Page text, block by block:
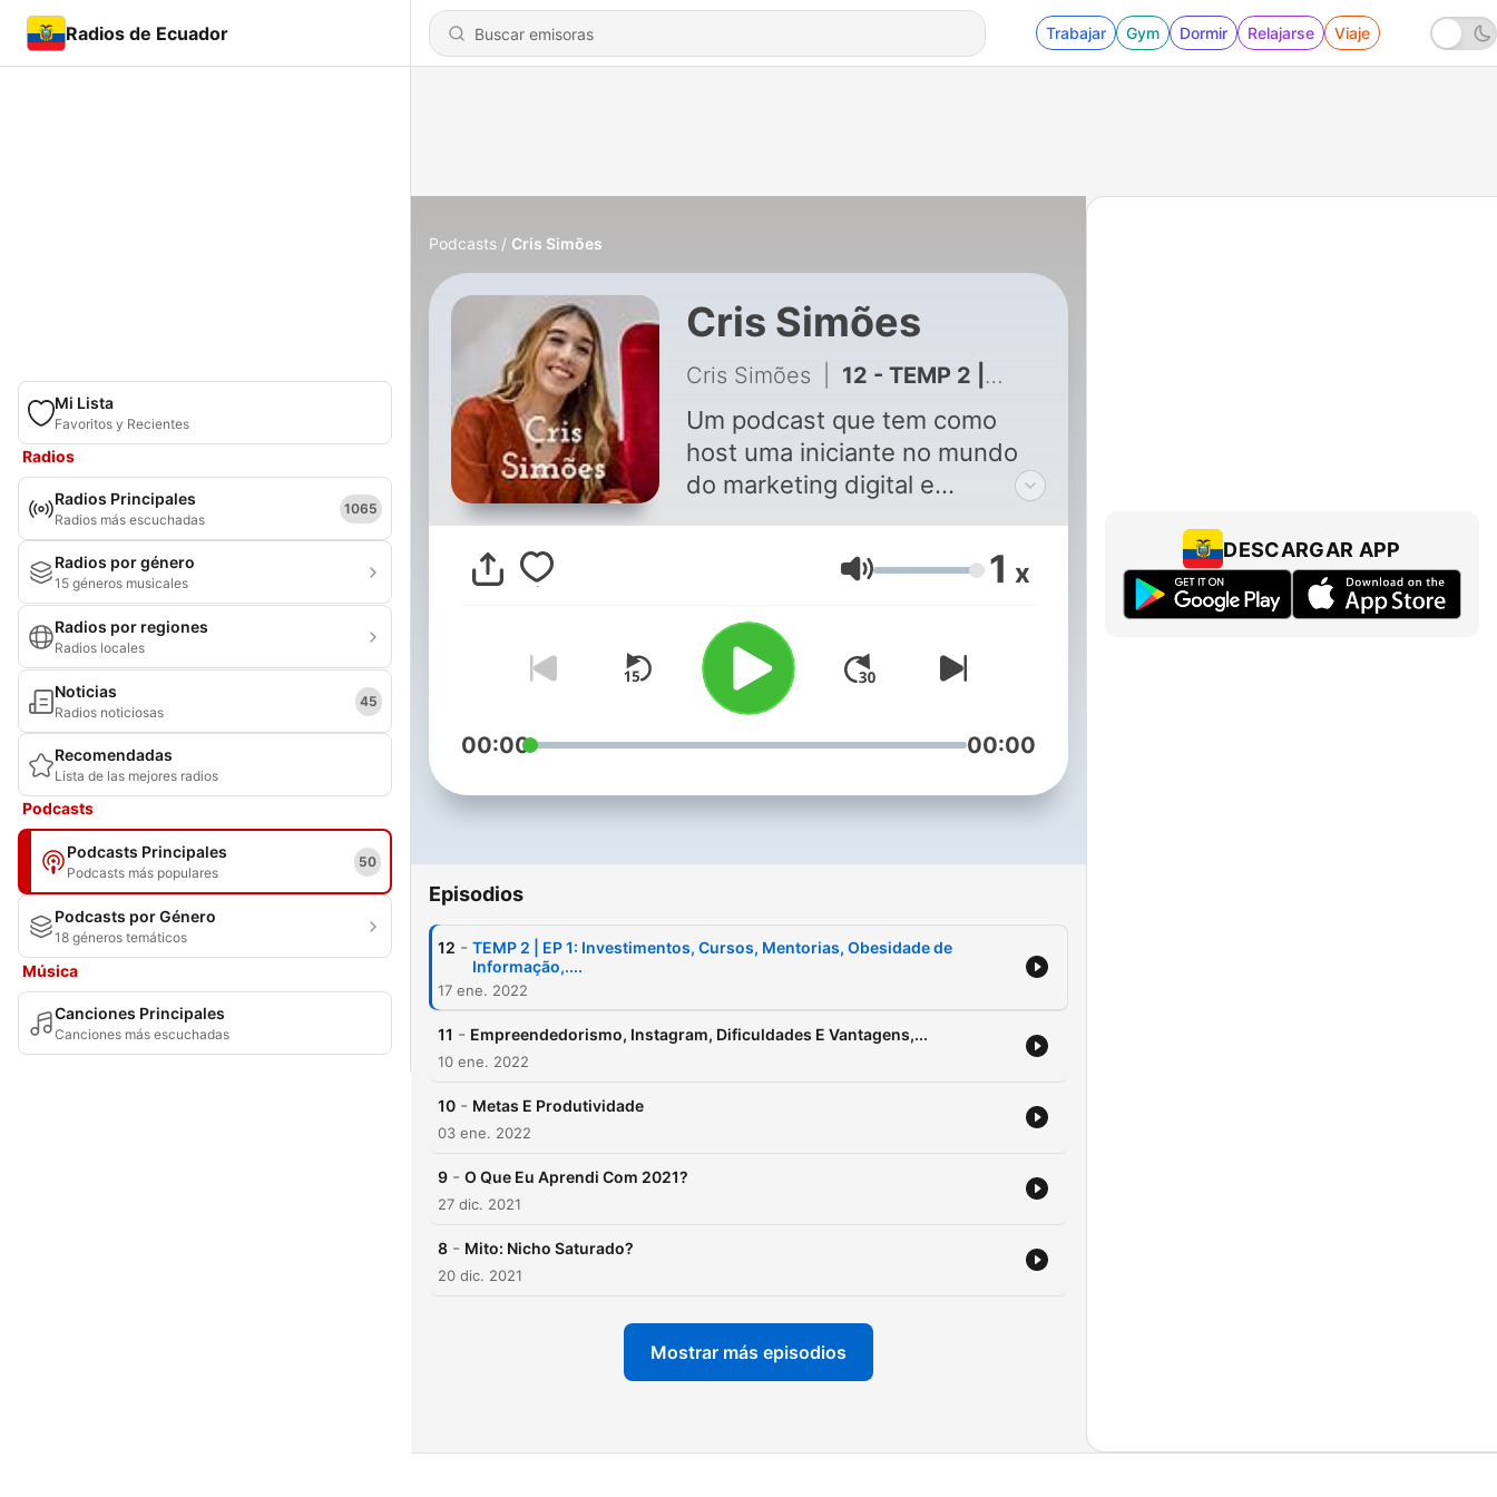
Radios de Ecuador Trabajar Gym Dormir Relajarse Viaje
Mi Lista
Favoritos y Recientes
Radios
Radios Principales
Radios más escuchadas
1065
Radios por género
15 géneros musicales
Radios por regiones
Radios locales
Noticias
Radios noticiosas
45
Recomendadas
Lista de las mejores radios
Podcasts
Podcasts Principales
Podcasts más populares
50
Podcasts por Género
18 géneros temáticos
Música
Canciones Principales
Canciones más escuchadas
Podcasts Cris Simões
Cris Simões
Cris Simões 12 - TEMP 2 | EP 1: Investimentos, Cursos, Mentorias, Obesidade de Informação,....
Um podcast que tem como
host uma iniciante no mundo
do marketing digital e
recheado de dicas, conselhos
e trocas de opiniões para
negócio no digital ou migrar um
negócio existente para o
digital. Além destes temas, a
jovem host relata e desabafa
passado ao longo da sua vida
Volumen 1 x
00:00 00:00
Episodios
12 - TEMP 2 | EP 1: Investimentos, Cursos, Mentorias, Obesidade de
Informação,....
17 ene. 2022
11 - Empreendedorismo, Instagram, Dificuldades E Vantagens,...
10 ene. 2022
10 - Metas E Produtividade
03 ene. 2022
9 - O Que Eu Aprendi Com 2021?
27 dic. 2021
8 - Mito: Nicho Saturado?
20 dic. 2021
Mostrar más episodios
DESCARGAR APP